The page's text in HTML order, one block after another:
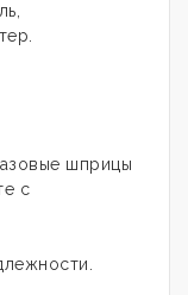
шприцы
с